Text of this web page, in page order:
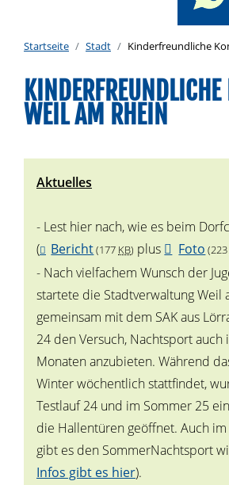
Startseite Stadt Kinderfreundliche
WEIL AM RHEIN
Aktuelles
- Lest hier nach, wie es beim
(
Bericht(177 KB) plus Foto (223
- Nach vielfachem Wunsch der
startete die Stadtverwaltung Weil
gemeinsam mit dem SAK aus
24 den Versuch, Nachtsport
Monaten anzubieten. Während
Winter wöchentlich stattfindet,
Testlauf 24 und im Sommer 25
die Hallentüren geöffnet. Auch
gibt es den SommerNachtsport
Infos gibt es hier).